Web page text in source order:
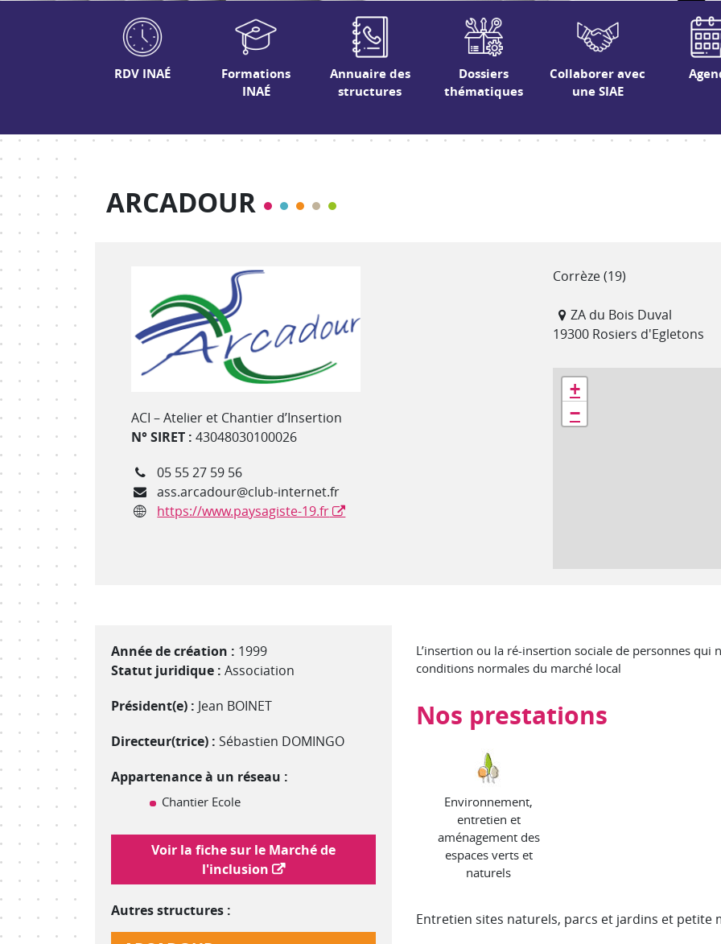
RDV INAÉ
Formations
INAÉ
Annuaire des
structures
Dossiers
thématiques
Collaborer avec
une SIAE
ARCADOUR
Type de structure
ACI – Atelier et Chantier d’Insertion
N° SIRET : 43048030100026
Téléphone
05 55 27 59 56
Courrielass.arcadour@club-internet.fr
Site internet
https://www.paysagiste-19.fr
Département(s)
Corrèze (19)
ZA du Bois Duval
19300 Rosiers d'Egletons
Géolocalisation
+
−
Année de création : 1999
Statut juridique : Association
Président(e) : Jean BOINET
Directeur(trice) : Sébastien DOMINGO
Appartenance à un réseau :
Chantier Ecole
Lien vers le marché de l'inclusion
Voir la fiche sur le Marché de
l'inclusion
Autres structures :
L’insertion ou la ré-insertion sociale de personnes qui
conditions normales du marché local
Nos prestations
Environnement,
entretien et
aménagement des
espaces verts et
naturels
Entretien sites naturels, parcs et jardins et petite